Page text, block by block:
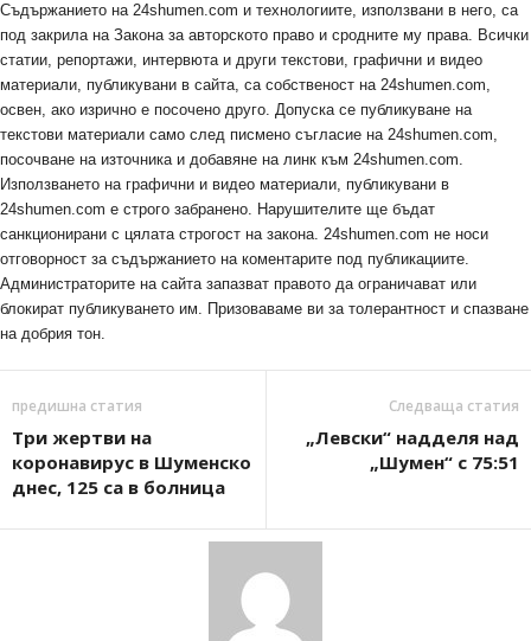
Съдържанието на 24shumen.com и технологиите, използвани в него, са
под закрила на Закона за авторското право и сродните му права. Всички
статии, репортажи, интервюта и други текстови, графични и видео
материали, публикувани в сайта, са собственост на 24shumen.com,
освен, ако изрично е посочено друго. Допуска се публикуване на
текстови материали само след писмено съгласие на 24shumen.com,
посочване на източника и добавяне на линк към 24shumen.com.
Използването на графични и видео материали, публикувани в
24shumen.com е строго забранено. Нарушителите ще бъдат
санкционирани с цялата строгост на закона. 24shumen.com не носи
отговорност за съдържанието на коментарите под публикациите.
Администраторите на сайта запазват правото да ограничават или
блокират публикуването им. Призоваваме ви за толерантност и спазване
на добрия тон.
предишна статия
Три жертви на
коронавирус в Шуменско
днес, 125 са в болница
Следваща статия
„Левски“ надделя над
„Шумен“ с 75:51